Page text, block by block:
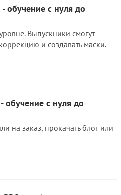
обучение с нуля до
Выпускники смогут
и создавать маски.
обучение с нуля до
на заказ, прокачать блог или